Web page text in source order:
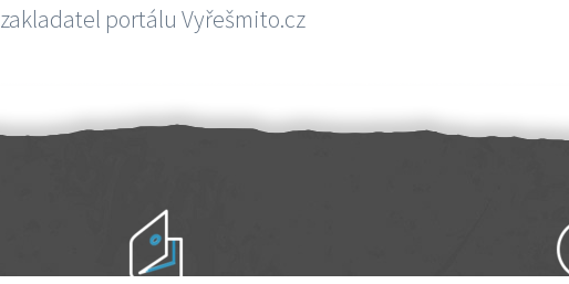
zakladatel portálu Vyřešmito.cz